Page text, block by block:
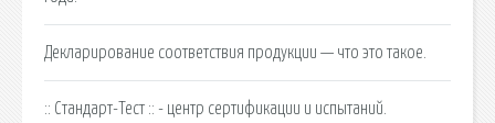
Декларирование соответствия продукции — что это такое.
:: Стандарт-Тест :: - центр сертификации и испытаний.